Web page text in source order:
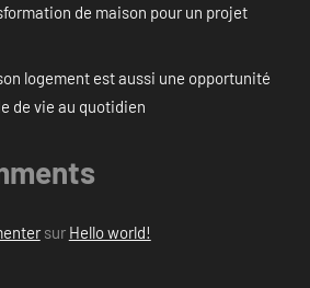
de maison pour un projet
logement est aussi une opportunité
de vie au quotidien
sur Hello world!